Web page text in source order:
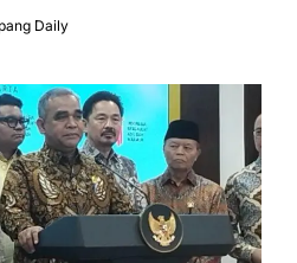
Daily